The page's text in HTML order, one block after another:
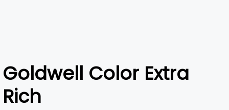
Goldwell Color Extra
Rich